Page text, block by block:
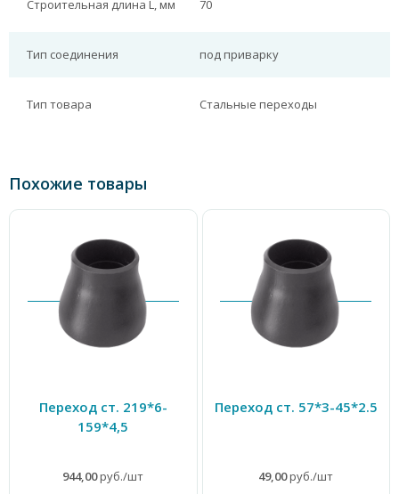
Строительная длина L, мм 70
Тип соединения под приварку
Тип товара Стальные переходы
Похожие товары
Переход ст. 219*6-
159*4,5
944,00руб./шт
Переход ст. 57*3-45*2.5
49,00руб./шт